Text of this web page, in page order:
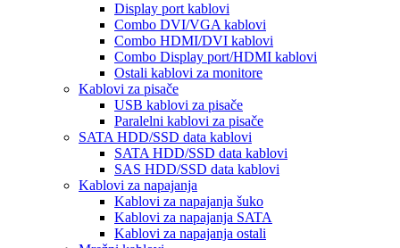
Display port kablovi
Combo DVI/VGA kablovi
Combo HDMI/DVI kablovi
Combo Display port/HDMI kablovi
Ostali kablovi za monitore
Kablovi za pisače
USB kablovi za pisače
Paralelni kablovi za pisače
SATA HDD/SSD data kablovi
SATA HDD/SSD data kablovi
SAS HDD/SSD data kablovi
Kablovi za napajanja
Kablovi za napajanja šuko
Kablovi za napajanja SATA
Kablovi za napajanja ostali